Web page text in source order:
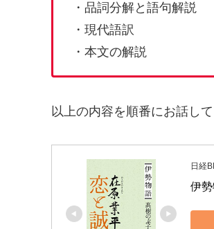
・品詞分解と語句解説
・現代語訳
・本文の解説
以上の内容を順番にお話して
日経
伊